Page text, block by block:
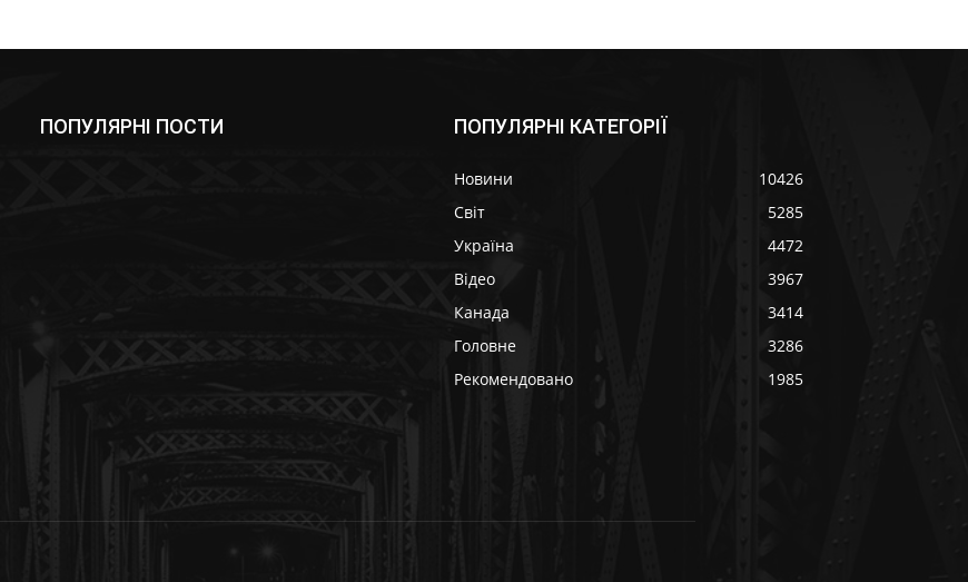
ПОПУЛЯРНІ ПОСТИ ПОПУЛЯРНІ КАТЕГОРІЇ
Новини
10426
Світ
5285
Україна
4472
Відео
3967
Канада
3414
Головне
3286
Рекомендовано
1985